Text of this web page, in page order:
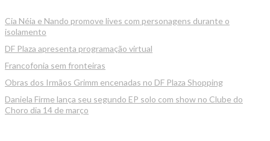
Cia Néia e Nando promove lives com personagens durante o
isolamento
DF Plaza apresenta programação virtual
Francofonia sem fronteiras
Obras dos Irmãos Grimm encenadas no DF Plaza Shopping
Daniela Firme lança seu segundo EP solo com show no Clube do
Choro dia 14 de março